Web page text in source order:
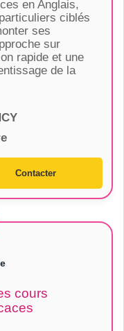
en Anglais,
ciblés
ses
sur
rapide et une
de la
Contacter
cours